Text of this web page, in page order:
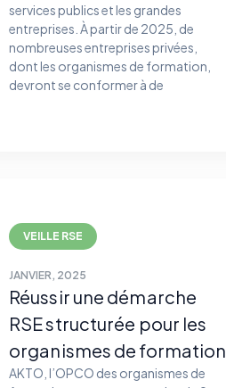
services publics et les grandes
entreprises. À partir de 2025, de
nombreuses entreprises privées,
dont les organismes de formation,
devront se conformer à de
VEILLE RSE
JANVIER, 2025
Réussir une démarche
RSE structurée pour les
organismes de formation
AKTO, l’OPCO des organismes de